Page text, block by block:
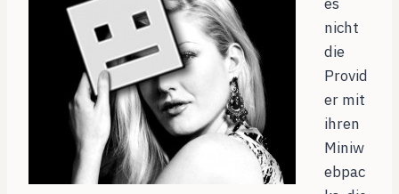
nicht
die
Provid
er mit
ihren
Miniw
ebpac